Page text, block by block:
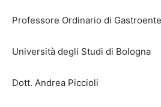
Professore Ordinario di
Università degli Studi di Bologna
Dott. Andrea Piccioli